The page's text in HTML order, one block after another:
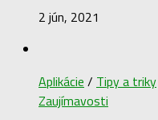
2 jún, 2021
Aplikácie / Tipy a triky
Zaujímavosti